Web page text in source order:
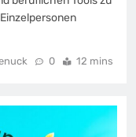
0 12 mins